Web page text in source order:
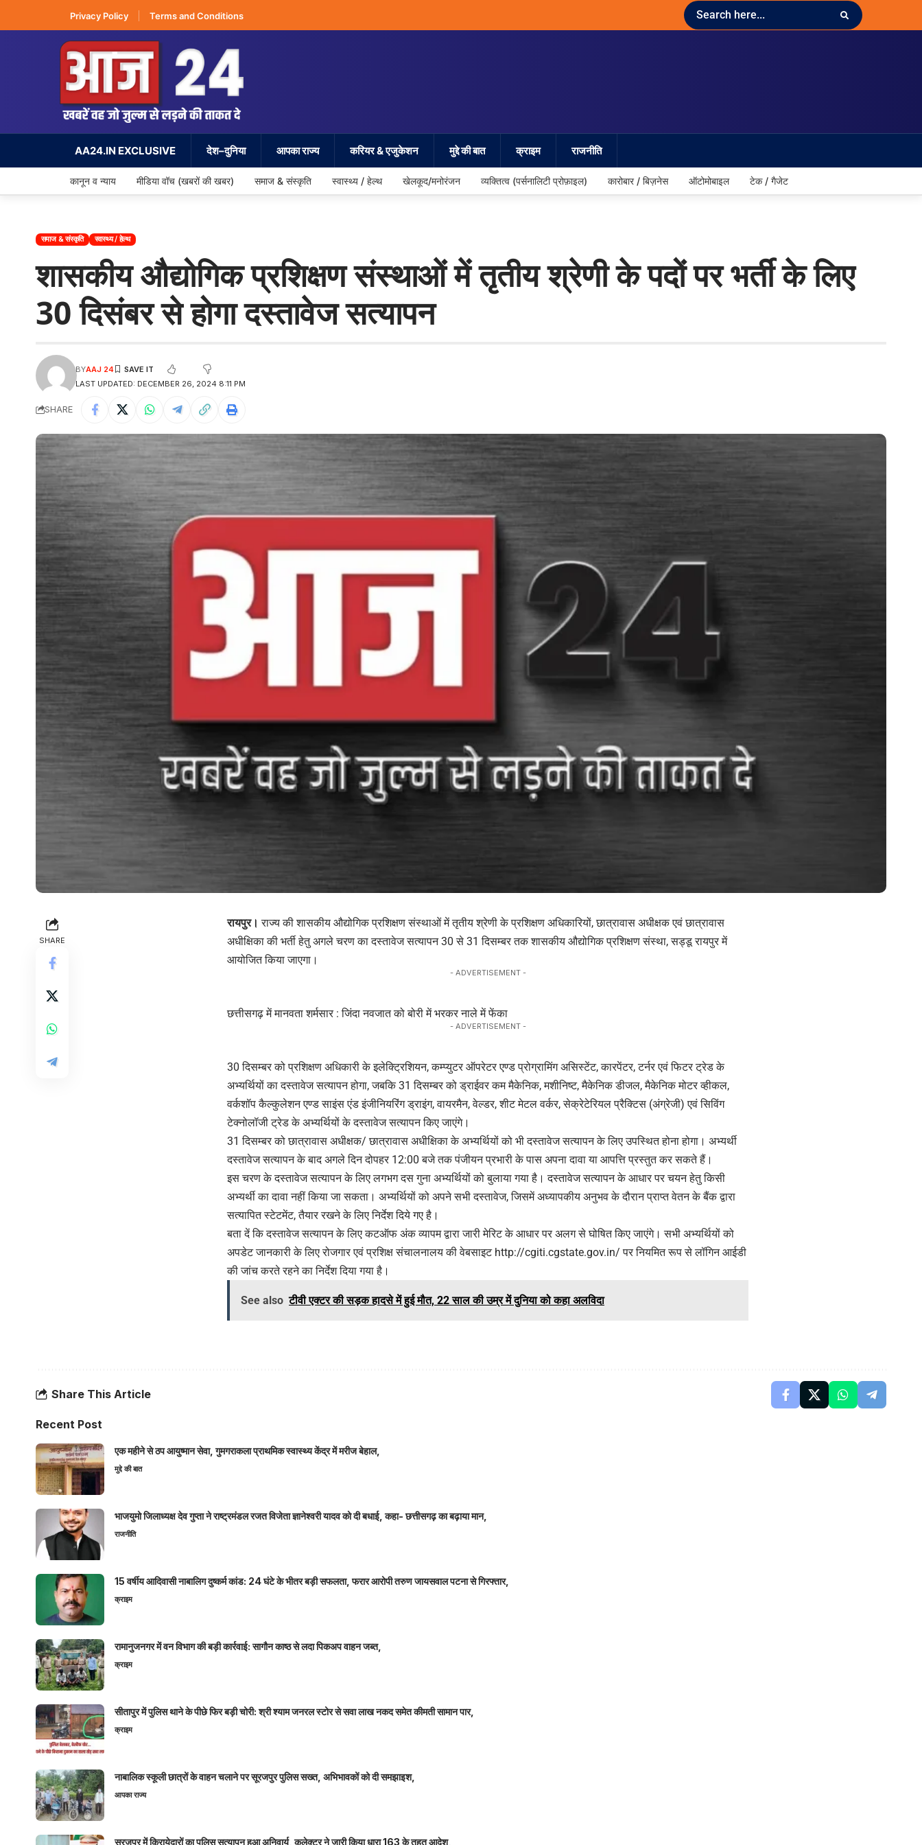
Privacy Policy Terms and Conditions
AA24.IN EXCLUSIVE देश–दुनिया आपका राज्य करियर & एजुकेशन मुद्दे की बात क्राइम राजनीति
कानून व न्याय मीडिया वॉच (खबरों की खबर) समाज & संस्कृति स्वास्थ्य / हेल्थ खेलकूद/मनोरंजन व्यक्तित्व (पर्सनालिटी प्रोफ़ाइल) कारोबार / बिज़नेस ऑटोमोबाइल टेक / गैजेट
समाज & संस्कृति स्वास्थ्य / हेल्थ
शासकीय औद्योगिक प्रशिक्षण संस्थाओं में तृतीय श्रेणी के पदों पर भर्ती के लिए
30 दिसंबर से होगा दस्तावेज सत्यापन
LAST UPDATED: DECEMBER 26, 2024 8:11 PM
BYAAJ 24
SHARE
SHARE
रायपुर। राज्य की शासकीय औद्योगिक प्रशिक्षण संस्थाओं में तृतीय श्रेणी के प्रशिक्षण अधिकारियों, छात्रावास अधीक्षक एवं छात्रावास
अधीक्षिका की भर्ती हेतु अगले चरण का दस्तावेज सत्यापन 30 से 31 दिसम्बर तक शासकीय औद्योगिक प्रशिक्षण संस्था, सड्डू रायपुर में
आयोजित किया जाएगा।
- ADVERTISEMENT -
छत्तीसगढ़ में मानवता शर्मसार : जिंदा नवजात को बोरी में भरकर नाले में फेंका
- ADVERTISEMENT -
30 दिसम्बर को प्रशिक्षण अधिकारी के इलेक्ट्रिशियन, कम्प्युटर ऑपरेटर एण्ड प्रोग्रामिंग असिस्टेंट, कारपेंटर, टर्नर एवं फिटर ट्रेड के
अभ्यर्थियों का दस्तावेज सत्यापन होगा, जबकि 31 दिसम्बर को ड्राईवर कम मैकेनिक, मशीनिष्ट, मैकेनिक डीजल, मैकेनिक मोटर व्हीकल,
वर्कशॉप कैल्कुलेशन एण्ड साइंस एंड इंजीनियरिंग ड्राइंग, वायरमैन, वेल्डर, शीट मेटल वर्कर, सेक्रेटेरियल प्रैक्टिस (अंग्रेजी) एवं सिविंग
टेक्नोलॉजी ट्रेड के अभ्यर्थियों के दस्तावेज सत्यापन किए जाएंगे।
31 दिसम्बर को छात्रावास अधीक्षक/ छात्रावास अधीक्षिका के अभ्यर्थियों को भी दस्तावेज सत्यापन के लिए उपस्थित होना होगा। अभ्यर्थी
दस्तावेज सत्यापन के बाद अगले दिन दोपहर 12:00 बजे तक पंजीयन प्रभारी के पास अपना दावा या आपत्ति प्रस्तुत कर सकते हैं।
इस चरण के दस्तावेज सत्यापन के लिए लगभग दस गुना अभ्यर्थियों को बुलाया गया है। दस्तावेज सत्यापन के आधार पर चयन हेतु किसी
अभ्यर्थी का दावा नहीं किया जा सकता। अभ्यर्थियों को अपने सभी दस्तावेज, जिसमें अध्यापकीय अनुभव के दौरान प्राप्त वेतन के बैंक द्वारा
सत्यापित स्टेटमेंट, तैयार रखने के लिए निर्देश दिये गए है।
बता दें कि दस्तावेज सत्यापन के लिए कटऑफ अंक व्यापम द्वारा जारी मेरिट के आधार पर अलग से घोषित किए जाएंगे। सभी अभ्यर्थियों को
अपडेट जानकारी के लिए रोजगार एवं प्रशिक्ष संचालनालय की वेबसाइट http://cgiti.cgstate.gov.in/ पर नियमित रूप से लॉगिन आईडी
की जांच करते रहने का निर्देश दिया गया है।
See also टीवी एक्टर की सड़क हादसे में हुई मौत, 22 साल की उम्र में दुनिया को कहा अलविदा
Share This Article
Recent Post
एक महीने से ठप आयुष्मान सेवा, गुमगराकला प्राथमिक स्वास्थ्य केंद्र में मरीज बेहाल,
मुद्दे की बात
भाजयुमो जिलाध्यक्ष देव गुप्ता ने राष्ट्रमंडल रजत विजेता ज्ञानेश्वरी यादव को दी बधाई, कहा- छत्तीसगढ़ का बढ़ाया मान,
राजनीति
15 वर्षीय आदिवासी नाबालिग दुष्कर्म कांड: 24 घंटे के भीतर बड़ी सफलता, फरार आरोपी तरुण जायसवाल पटना से गिरफ्तार,
क्राइम
रामानुजनगर में वन विभाग की बड़ी कार्रवाई: सागौन काष्ठ से लदा पिकअप वाहन जब्त,
क्राइम
सीतापुर में पुलिस थाने के पीछे फिर बड़ी चोरी: श्री श्याम जनरल स्टोर से सवा लाख नकद समेत कीमती सामान पार,
क्राइम
नाबालिक स्कूली छात्रों के वाहन चलाने पर सूरजपुर पुलिस सख्त, अभिभावकों को दी समझाइश,
आपका राज्य
सूरजपुर में किरायेदारों का पुलिस सत्यापन हुआ अनिवार्य, कलेक्टर ने जारी किया धारा 163 के तहत आदेश,